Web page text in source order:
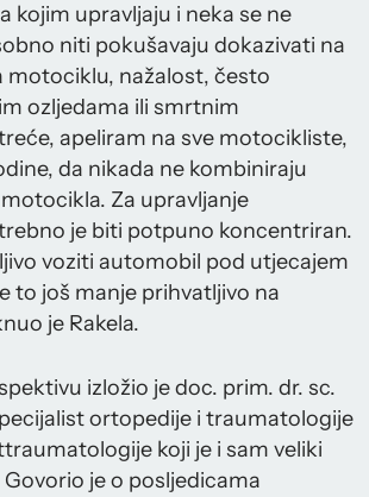
kojim upravljaju i neka se ne
niti pokušavaju dokazivati na
motociklu, nažalost, često
ozljedama ili smrtnim
apeliram na sve motocikliste,
da nikada ne kombiniraju
Za upravljanje
je biti potpuno koncentriran.
voziti automobil pod utjecajem
to još manje prihvatljivo na
je Rakela.
izložio je doc. prim. dr. sc.
ortopedije i traumatologije
koji je i sam veliki
je o posljedicama